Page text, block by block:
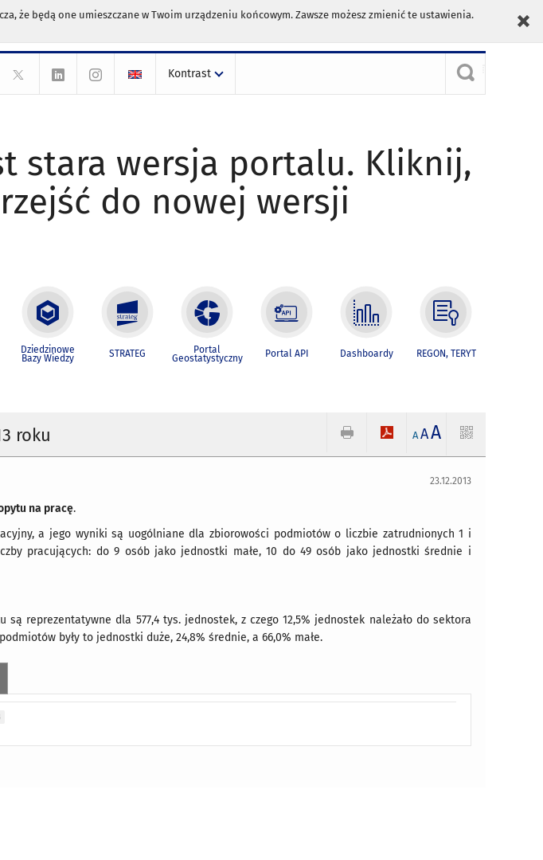
że będą one umieszczane w Twoim urządzeniu końcowym. Zawsze możesz zmienić te ustawienia.
Kontrast
stara wersja portalu. Kliknij,
do nowej wersji
Dziedzinowe
Bazy Wiedzy STRATEG Portal
Geostatystyczny Portal API Dashboardy REGON, TERYT
roku A AA
23.12.2013
na pracę.
a jego wyniki są uogólniane dla zbiorowości podmiotów o liczbie zatrudnionych 1 i
pracujących: do 9 osób jako jednostki małe, 10 do 49 osób jako jednostki średnie i
reprezentatywne dla 577,4 tys. jednostek, z czego 12,5% jednostek należało do sektora
były to jednostki duże, 24,8% średnie, a 66,0% małe.